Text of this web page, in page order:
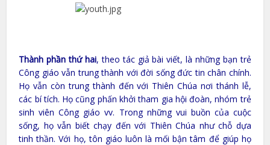
Thành phần thứ hai, theo tác giả bài viết, là những bạn trẻ
Công giáo vẫn trung thành với đời sống đức tin chân chính.
Họ vẫn còn trung thành đến với Thiên Chúa nơi thánh lễ,
các bí tích. Họ cũng phấn khởi tham gia hội đoàn, nhóm trẻ
sinh viên Công giáo vv. Trong những vui buồn của cuộc
sống, họ vẫn biết chạy đến với Thiên Chúa như chỗ dựa
tinh thần. Với họ, tôn giáo luôn là mối bận tâm để giúp họ